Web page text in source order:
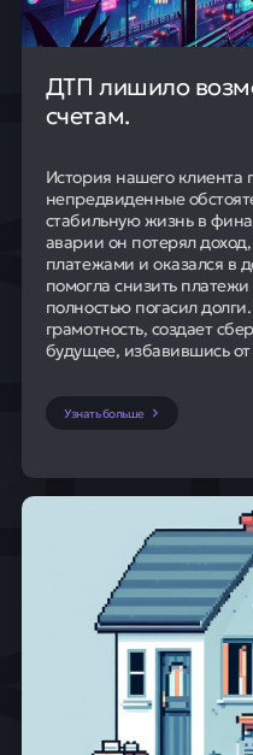
ДТП лишило
счетам.
История нашего клиента
непредвиденные
стабильную жизнь в
аварии он потерял
платежами и оказался в
помогла снизить
полностью погасил
грамотность, создает
будущее, избавившись
Узнать больше